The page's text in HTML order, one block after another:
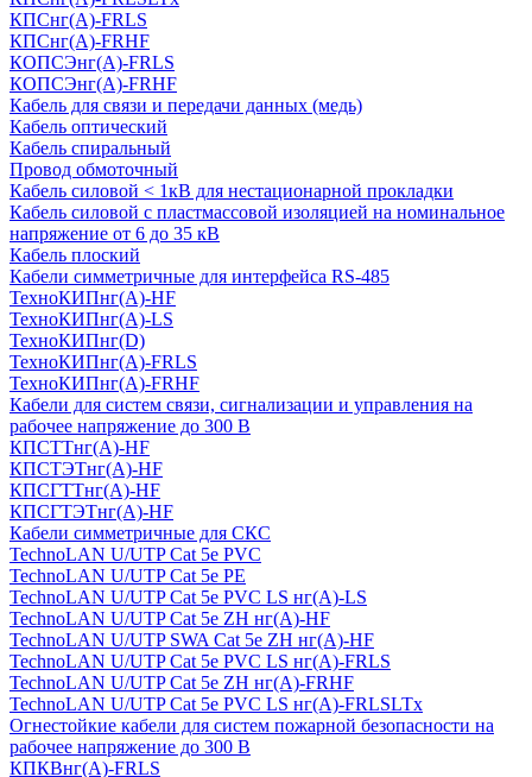
КПСнг(А)-FRLS
КПСнг(А)-FRHF
КОПСЭнг(А)-FRLS
КОПСЭнг(А)-FRHF
Кабель для связи и передачи данных (медь)
Кабель оптический
Кабель спиральный
Провод обмоточный
Кабель силовой < 1кВ для нестационарной прокладки
Кабель силовой с пластмассовой изоляцией на номинальное
напряжение от 6 до 35 кВ
Кабель плоский
Кабели симметричные для интерфейса RS-485
ТеxноКИПнг(A)-HF
ТеxноКИПнг(A)-LS
ТеxноКИПнг(D)
ТехноКИПнг(A)-FRLS
ТехноКИПнг(A)-FRHF
Кабели для систем связи, сигнализации и управления на
рабочее напряжение до 300 В
КПСТТнг(A)-HF
КПСТЭТнг(A)-HF
КПСГТТнг(A)-HF
КПСГТЭТнг(A)-HF
Кабели симметричные для СКС
TechnoLAN U/UTP Cat 5e PVC
TechnoLAN U/UTP Cat 5e PE
TechnoLAN U/UTP Cat 5e PVC LS нг(A)-LS
TechnoLAN U/UTP Cat 5e ZH нг(A)-HF
TechnoLAN U/UTP SWA Cat 5e ZH нг(A)-HF
TechnoLAN U/UTP Cat 5e PVC LS нг(A)-FRLS
TechnoLAN U/UTP Cat 5e ZH нг(A)-FRHF
TechnoLAN U/UTP Cat 5e PVC LS нг(A)-FRLSLTx
Огнестойкие кабели для систем пожарной безопасности на
рабочее напряжение до 300 В
КПКВнг(A)-FRLS